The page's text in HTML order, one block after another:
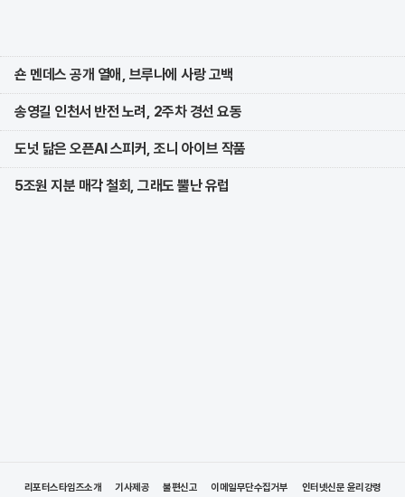
숀 멘데스 공개 열애, 브루나에 사랑 고백
송영길 인천서 반전 노려, 2주차 경선 요동
도넛 닮은 오픈AI 스피커, 조니 아이브 작품
5조원 지분 매각 철회, 그래도 뿔난 유럽
리포터스타임즈소개 기사제공 불편신고 이메일무단수집거부 인터넷신문 윤리강령